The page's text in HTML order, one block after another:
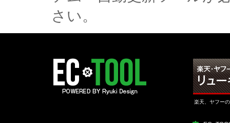
さい。
楽天、ヤフー